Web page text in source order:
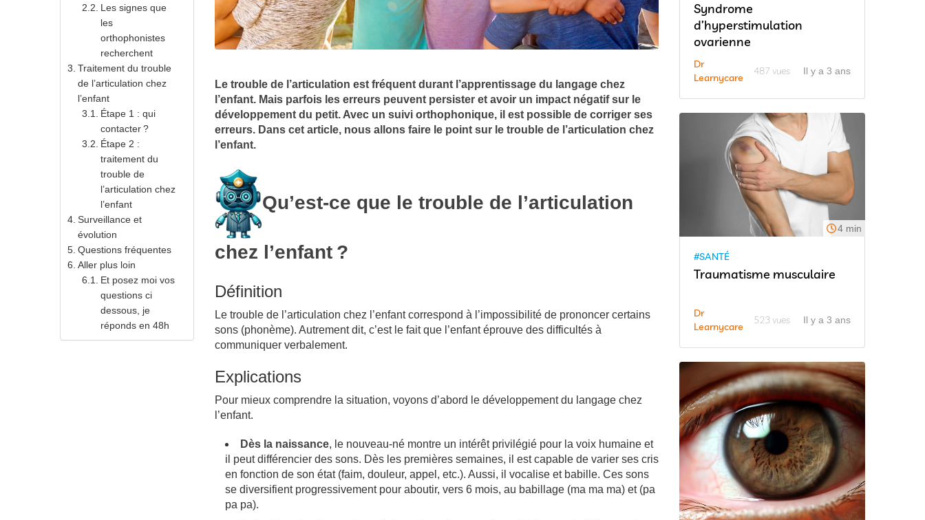
Les signes que
les
orthophonistes
recherchent
Traitement du trouble
de l’articulation chez
l’enfant
Étape 1 : qui
contacter ?
Étape 2 :
traitement du
trouble de
l’articulation chez
l’enfant
Surveillance et
évolution
Questions fréquentes
Aller plus loin
Et posez moi vos
questions ci
dessous, je
réponds en 48h
Le trouble de l’articulation est fréquent durant l’apprentissage du langage chez
l’enfant. Mais parfois les erreurs peuvent persister et avoir un impact négatif sur le
développement du petit. Avec un suivi orthophonique, il est possible de corriger ses
erreurs. Dans cet article, nous allons faire le point sur le trouble de l’articulation chez
l’enfant.
Qu’est-ce que le trouble de l’articulation
chez l’enfant ?
Définition
Le trouble de l’articulation chez l’enfant correspond à l’impossibilité de prononcer certains
sons (phonème). Autrement dit, c’est le fait que l’enfant éprouve des difficultés à
communiquer verbalement.
Explications
Pour mieux comprendre la situation, voyons d’abord le développement du langage chez
l’enfant.
Dès la naissance, le nouveau-né montre un intérêt privilégié pour la voix humaine et
il peut différencier des sons. Dès les premières semaines, il est capable de varier ses cris
en fonction de son état (faim, douleur, appel, etc.). Aussi, il vocalise et babille. Ces sons
se diversifient progressivement pour aboutir, vers 6 mois, au babillage (ma ma ma) et (pa
pa pa).
Syndrome
d’hyperstimulation
ovarienne
Dr
Learnycare
487 vues Il y a 3 ans
4 min
#SANTÉ
Traumatisme musculaire
Dr
Learnycare
523 vues Il y a 3 ans